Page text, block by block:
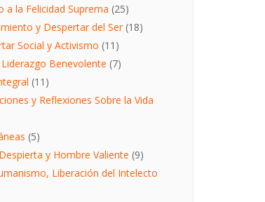
a la Felicidad Suprema (25)
y Despertar del Ser(18)
Social y Activismo (11)
Liderazgo Benevolente (7)
(11)
y Reflexiones Sobre la Vida
(5)
y Hombre Valiente (9)
Liberación del Intelecto